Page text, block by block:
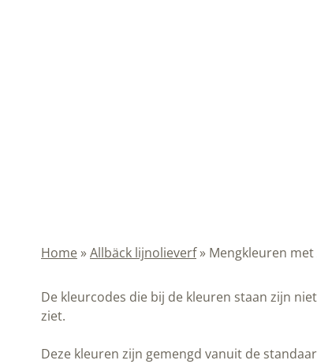
Home»Allbäck lijnolieverf» Mengkleuren
De kleurcodes die bij de kleuren staan zijn
ziet.
Deze kleuren zijn gemengd vanuit de